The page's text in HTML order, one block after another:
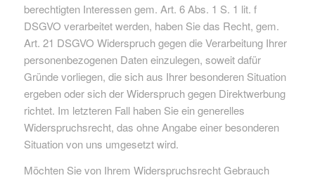
berechtigten Interessen gem. Art. 6 Abs. 1 S. 1 lit. f
DSGVO verarbeitet werden, haben Sie das Recht, gem.
Art. 21 DSGVO Widerspruch gegen die Verarbeitung Ihrer
personenbezogenen Daten einzulegen, soweit dafür
Gründe vorliegen, die sich aus Ihrer besonderen Situation
ergeben oder sich der Widerspruch gegen Direktwerbung
richtet. Im letzteren Fall haben Sie ein generelles
Widerspruchsrecht, das ohne Angabe einer besonderen
Situation von uns umgesetzt wird.
Möchten Sie von Ihrem Widerspruchsrecht Gebrauch